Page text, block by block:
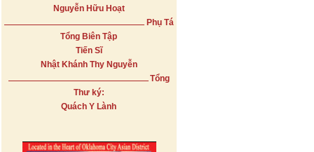
Nguyễn Hữu Hoạt
Phụ Tá
Tổng Biên Tập
Tiến Sĩ
Nhật Khánh Thy Nguyễn
Tổng
Thư ký:
Quách Y Lành